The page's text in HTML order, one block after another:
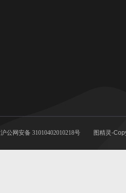
沪公网安备 31010402010218号 图精灵-